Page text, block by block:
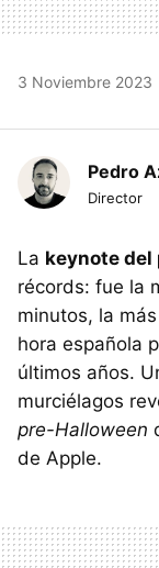
3 Noviembre 2023
Pedro
Director
La keynote del
récords: fue la
minutos, la
hora española
últimos años.
murciélagos
pre-Halloween
de Apple.